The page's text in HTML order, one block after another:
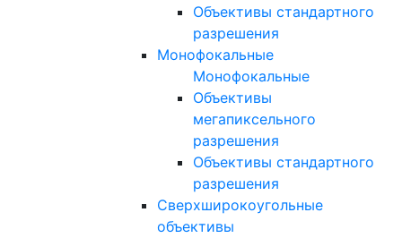
Объективы стандартного
разрешения
Монофокальные
Монофокальные
Объективы
мегапиксельного
разрешения
Объективы стандартного
разрешения
Сверхширокоугольные
объективы